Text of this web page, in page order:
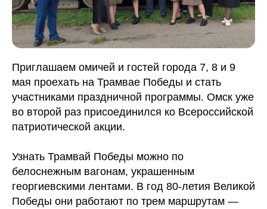
Приглашаем омичей и гостей города 7, 8 и 9
мая проехать на Трамвае Победы и стать
участниками праздничной программы. Омск уже
во второй раз присоединился ко Всероссийской
патриотической акции.
Узнать Трамвай Победы можно по
белоснежным вагонам, украшенным
георгиевскими лентами. В год 80-летия Великой
Победы они работают по трем маршрутам —